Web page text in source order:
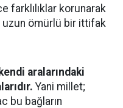
farklılıklar korunarak
uzun ömürlü bir ittifak
aralarındaki
Yani millet;
bu bağların